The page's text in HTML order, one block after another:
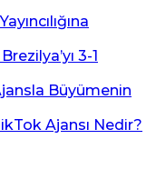
3-1
Büyümenin
Ajansı Nedir?